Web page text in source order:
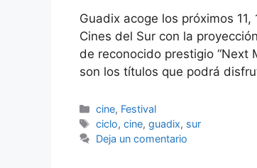
Guadix acoge los próximos
Cines del Sur con la
de reconocido prestigio “Next
son los títulos que podrá
Categorías
cine, Festival
Etiquetas
ciclo,cine,guadix, sur
Deja un comentario